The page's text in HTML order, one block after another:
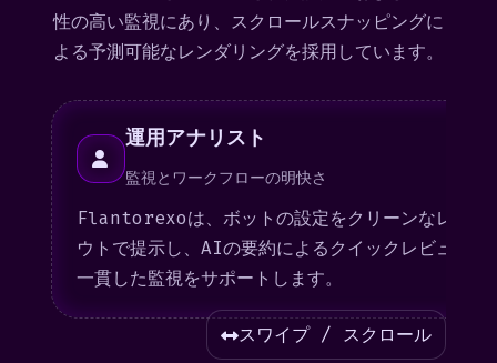
性の高い監視にあり、スクロールスナッピングに
よる予測可能なレンダリングを採用しています。
運用アナリスト
監視とワークフローの明快さ
Flantorexoは、ボットの設定をクリーンなレイア
ウトで提示し、AIの要約によるクイックレビューと
一貫した監視をサポートします。
スワイプ / スクロール